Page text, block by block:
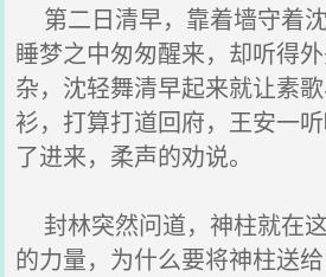
第二日清早，靠着墙守着
睡梦之中匆匆醒来，却听得
杂，沈轻舞清早起来就让素
衫，打算打道回府，王安一
了进来，柔声的劝说。
封林突然问道，神柱就在
的力量，为什么要将神柱送给